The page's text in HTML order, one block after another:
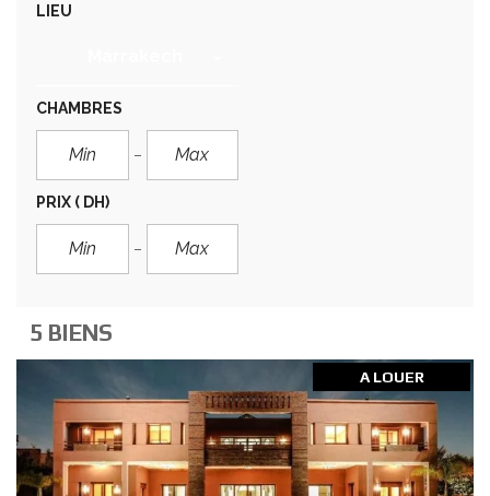
LIEU
CHAMBRES
PRIX ( DH)
5 BIENS
A LOUER